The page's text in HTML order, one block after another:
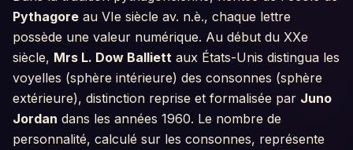
Pythagore au VIe siècle av. n.è., chaque lettre
possède une valeur numérique. Au début du XXe
siècle, Mrs L. Dow Balliett aux États-Unis distingua les
voyelles (sphère intérieure) des consonnes (sphère
extérieure), distinction reprise et formalisée par Juno
Jordan dans les années 1960. Le nombre de
personnalité, calculé sur les consonnes, représente